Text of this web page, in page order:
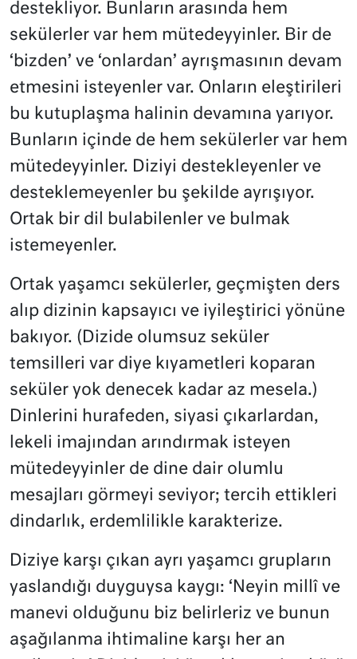
destekliyor. Bunların arasında hem
sekülerler var hem mütedeyyinler. Bir de
‘bizden’ ve ‘onlardan’ ayrışmasının devam
etmesini isteyenler var. Onların eleştirileri
bu kutuplaşma halinin devamına yarıyor.
Bunların içinde de hem sekülerler var hem
mütedeyyinler. Diziyi destekleyenler ve
desteklemeyenler bu şekilde ayrışıyor.
Ortak bir dil bulabilenler ve bulmak
istemeyenler.
Ortak yaşamcı sekülerler, geçmişten ders
alıp dizinin kapsayıcı ve iyileştirici yönüne
bakıyor. (Dizide olumsuz seküler
temsilleri var diye kıyametleri koparan
seküler yok denecek kadar az mesela.)
Dinlerini hurafeden, siyasi çıkarlardan,
lekeli imajından arındırmak isteyen
mütedeyyinler de dine dair olumlu
mesajları görmeyi seviyor; tercih ettikleri
dindarlık, erdemlilikle karakterize.
Diziye karşı çıkan ayrı yaşamcı grupların
yaslandığı duyguysa kaygı: ‘Neyin millî ve
manevi olduğunu biz belirleriz ve bunun
aşağılanma ihtimaline karşı her an